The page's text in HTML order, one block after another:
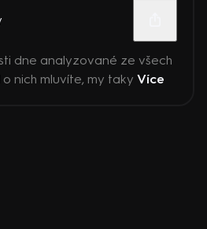
dne analyzované ze všech
nich mluvíte, my taky Více